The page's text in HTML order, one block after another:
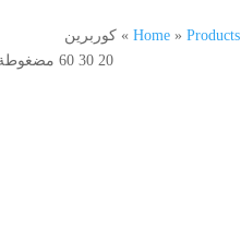
Home» Products
»كوربرين
20 30 60 مضغوطة قابلة للمضغ